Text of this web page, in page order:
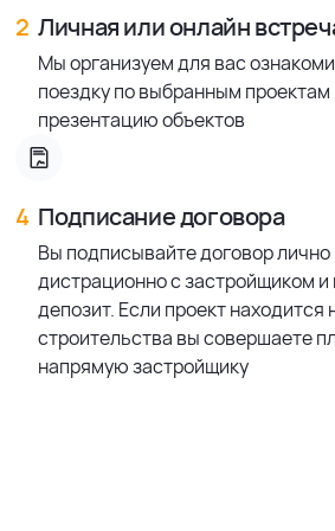
2 Личная или онлайн
Мы организуем для вас
поездку по выбранным проектам
презентацию объектов
4 Подписание договора
Вы подписывайте договор лично
дистрационно с застройщиком и
депозит. Если проект находится
строительства вы совершаете
напрямую застройщику